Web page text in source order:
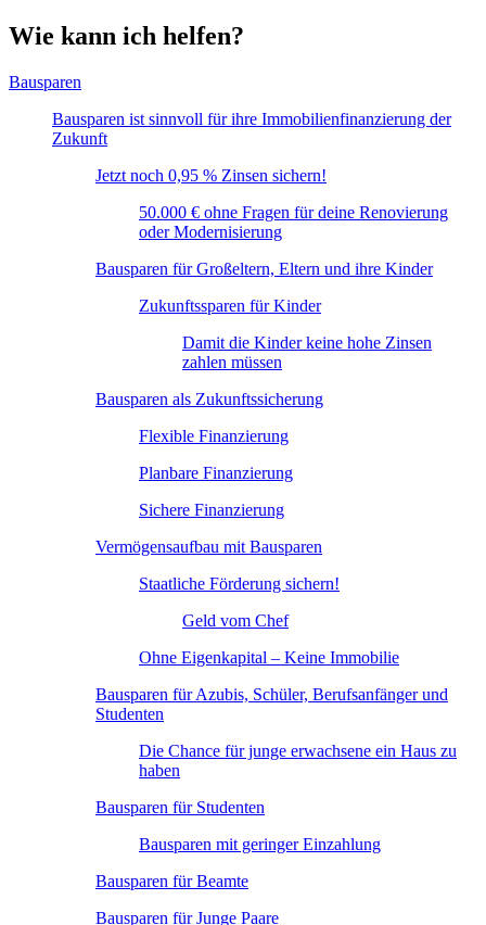
Wie kann ich helfen?
Bausparen
Bausparen ist sinnvoll für ihre Immobilienfinanzierung der
Zukunft
Jetzt noch 0,95 % Zinsen sichern!
50.000 € ohne Fragen für deine Renovierung
oder Modernisierung
Bausparen für Großeltern, Eltern und ihre Kinder
Zukunftssparen für Kinder
Damit die Kinder keine hohe Zinsen
zahlen müssen
Bausparen als Zukunftssicherung
Flexible Finanzierung
Planbare Finanzierung
Sichere Finanzierung
Vermögensaufbau mit Bausparen
Staatliche Förderung sichern!
Geld vom Chef
Ohne Eigenkapital – Keine Immobilie
Bausparen für Azubis, Schüler, Berufsanfänger und
Studenten
Die Chance für junge erwachsene ein Haus zu
haben
Bausparen für Studenten
Bausparen mit geringer Einzahlung
Bausparen für Beamte
Bausparen für Junge Paare